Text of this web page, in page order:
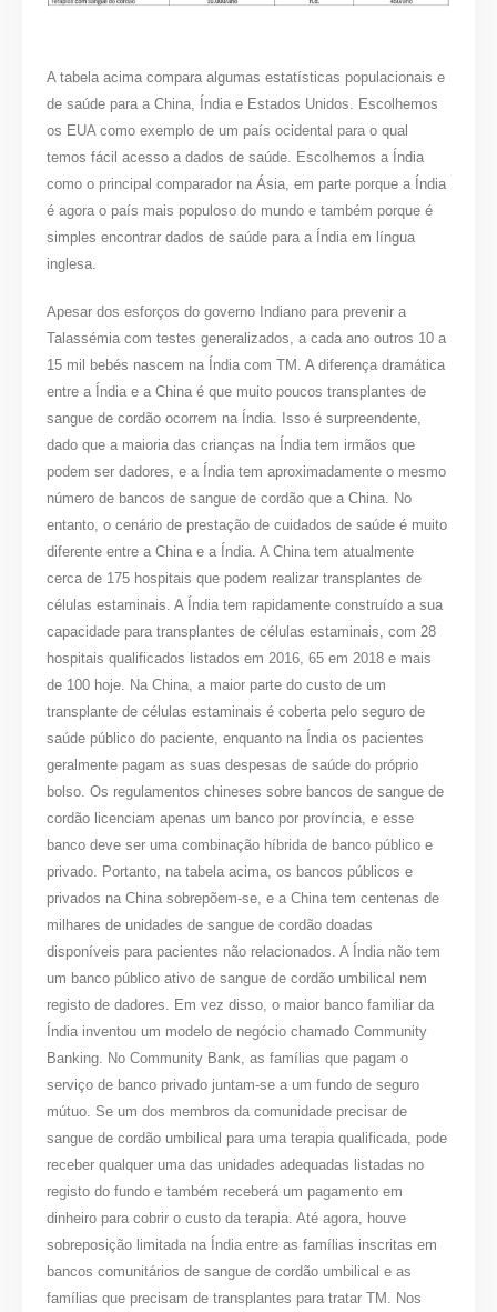
A tabela acima compara algumas estatísticas populacionais e
de saúde para a China, Índia e Estados Unidos. Escolhemos
os EUA como exemplo de um país ocidental para o qual
temos fácil acesso a dados de saúde. Escolhemos a Índia
como o principal comparador na Ásia, em parte porque a Índia
é agora o país mais populoso do mundo e também porque é
simples encontrar dados de saúde para a Índia em língua
inglesa.
Apesar dos esforços do governo Indiano para prevenir a
Talassémia com testes generalizados, a cada ano outros 10 a
15 mil bebés nascem na Índia com TM. A diferença dramática
entre a Índia e a China é que muito poucos transplantes de
sangue de cordão ocorrem na Índia. Isso é surpreendente,
dado que a maioria das crianças na Índia tem irmãos que
podem ser dadores, e a Índia tem aproximadamente o mesmo
número de bancos de sangue de cordão que a China. No
entanto, o cenário de prestação de cuidados de saúde é muito
diferente entre a China e a Índia. A China tem atualmente
cerca de 175 hospitais que podem realizar transplantes de
células estaminais. A Índia tem rapidamente construído a sua
capacidade para transplantes de células estaminais, com 28
hospitais qualificados listados em 2016, 65 em 2018 e mais
de 100 hoje. Na China, a maior parte do custo de um
transplante de células estaminais é coberta pelo seguro de
saúde público do paciente, enquanto na Índia os pacientes
geralmente pagam as suas despesas de saúde do próprio
bolso. Os regulamentos chineses sobre bancos de sangue de
cordão licenciam apenas um banco por província, e esse
banco deve ser uma combinação híbrida de banco público e
privado. Portanto, na tabela acima, os bancos públicos e
privados na China sobrepõem-se, e a China tem centenas de
milhares de unidades de sangue de cordão doadas
disponíveis para pacientes não relacionados. A Índia não tem
um banco público ativo de sangue de cordão umbilical nem
registo de dadores. Em vez disso, o maior banco familiar da
Índia inventou um modelo de negócio chamado Community
Banking. No Community Bank, as famílias que pagam o
serviço de banco privado juntam-se a um fundo de seguro
mútuo. Se um dos membros da comunidade precisar de
sangue de cordão umbilical para uma terapia qualificada, pode
receber qualquer uma das unidades adequadas listadas no
registo do fundo e também receberá um pagamento em
dinheiro para cobrir o custo da terapia. Até agora, houve
sobreposição limitada na Índia entre as famílias inscritas em
bancos comunitários de sangue de cordão umbilical e as
famílias que precisam de transplantes para tratar TM. Nos